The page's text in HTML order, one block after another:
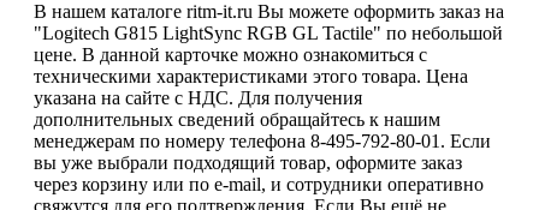
В нашем каталоге ritm-it.ru Вы можете оформить заказ на
"Logitech G815 LightSync RGB GL Tactile" по небольшой
цене. В данной карточке можно ознакомиться с
техническими характеристиками этого товара. Цена
указана на сайте с НДС. Для получения
дополнительных сведений обращайтесь к нашим
менеджерам по номеру телефона 8-495-792-80-01. Если
вы уже выбрали подходящий товар, оформите заказ
через корзину или по e-mail, и сотрудники оперативно